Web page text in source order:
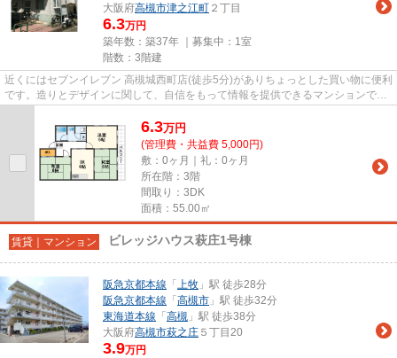
大阪府高槻市津之江町 ２丁目
6.3万円
築年数：築37年 ｜募集中： 1室
階数：3階建
近くにはセブンイレブン 高槻城西町店(徒歩5分)がありちょっとした買い物に便利
です。造りとデザインに関して、自信をもって情報を提供できるマンションで
6.3万円
(管理費・共益費 5,000円)
敷：0ヶ月｜礼：0ヶ月
所在階：3階
間取り：3DK
面積：55.00㎡
賃貸｜マンション ビレッジハウス萩庄1号棟
阪急京都本線 「 上牧 」駅 徒歩28分
阪急京都本線 「 高槻市 」駅 徒歩32分
東海道本線 「 高槻 」駅 徒歩38分
大阪府高槻市萩之庄 ５丁目20
3.9万円